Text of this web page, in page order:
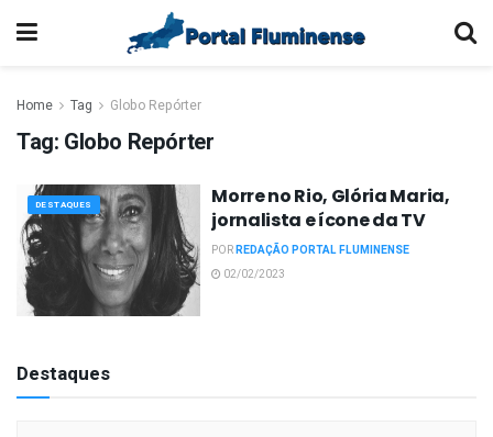
Home Tag Globo Repórter
Tag: Globo Repórter
DESTAQUES
Morre no Rio, Glória Maria,
jornalista e ícone da TV
PORREDAÇÃO PORTAL FLUMINENSE
02/02/2023
Destaques